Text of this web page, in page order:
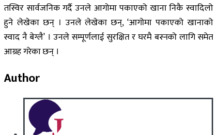
तस्विर सार्वजनिक गर्दै उनले आगोमा पकाएको खाना निकै स्वादिलो
हुने लेखेका छन् । उनले लेखेका छन्, ‘आगोमा पकाएको खानाको
स्वाद नै बेग्लै’ । उनले सम्पूर्णलाई सुरक्षित र घरमै बस्नको लागि समेत
आग्रह गरेका छन् ।
Author